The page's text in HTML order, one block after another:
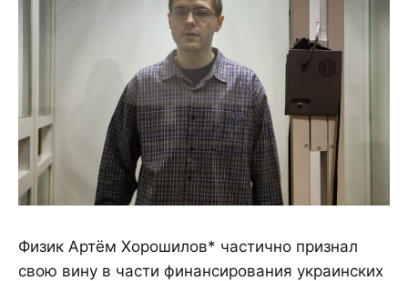
Физик Артём Хорошилов* частично признал
свою вину в части финансирования украинских